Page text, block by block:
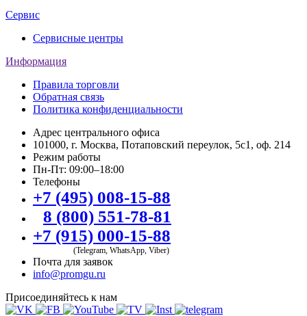
Сервис
Сервисные центры
Информация
Правила торговли
Обратная связь
Политика конфиденциальности
Адрес центрального офиса
101000, г. Москва, Потаповский переулок, 5с1, оф. 214
Режим работы
Пн-Пт: 09:00–18:00
Телефоны
+7 (495) 008-15-88
8 (800) 551-78-81
+7 (915) 000-15-88
(Telegram, WhatsApp, Viber)
Почта для заявок
info@promgu.ru
Присоединяйтесь к нам